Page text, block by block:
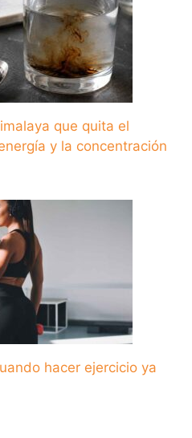
que quita el
y la concentración
hacer ejercicio ya